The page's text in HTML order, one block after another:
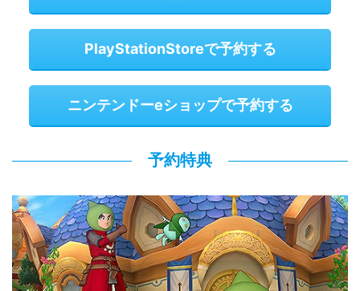
PlayStationStoreで予約する
ニンテンドーeショップで予約する
予約特典